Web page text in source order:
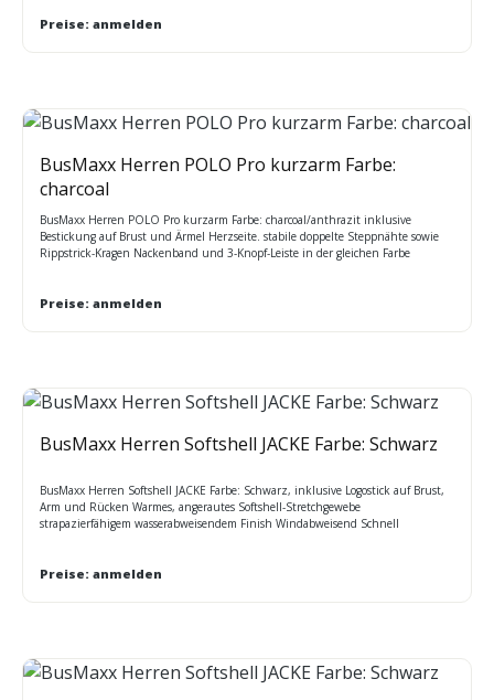
52cm XL 54.5cm 2XL 57.5cm
Preise: anmelden
BusMaxx Herren POLO Pro kurzarm Farbe:
charcoal
BusMaxx Herren POLO Pro kurzarm Farbe: charcoal/anthrazit inklusive
Bestickung auf Brust und Ärmel Herzseite. stabile doppelte Steppnähte sowie
Rippstrick-Kragen Nackenband und 3-Knopf-Leiste in der gleichen Farbe
Preise: anmelden
BusMaxx Herren Softshell JACKE Farbe: Schwarz
BusMaxx Herren Softshell JACKE Farbe: Schwarz, inklusive Logostick auf Brust,
Arm und Rücken Warmes, angerautes Softshell-Stretchgewebe
strapazierfähigem wasserabweisendem Finish Windabweisend Schnell
zu tragen
Preise: anmelden